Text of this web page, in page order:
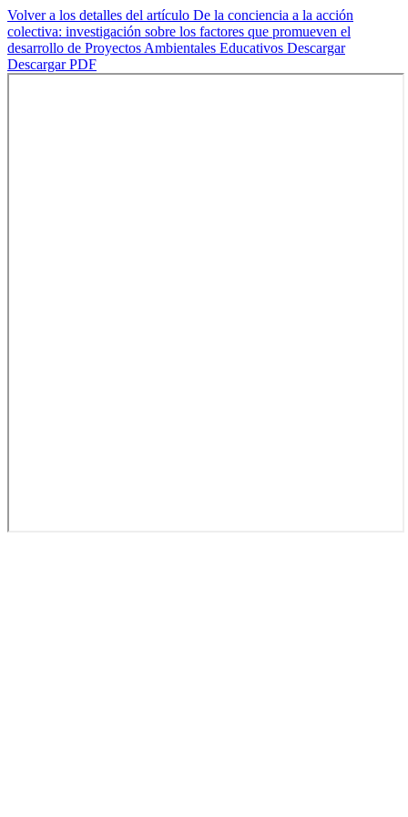
Volver a los detalles del artículo De la conciencia a la acción
colectiva: investigación sobre los factores que promueven el
desarrollo de Proyectos Ambientales Educativos Descargar
Descargar PDF